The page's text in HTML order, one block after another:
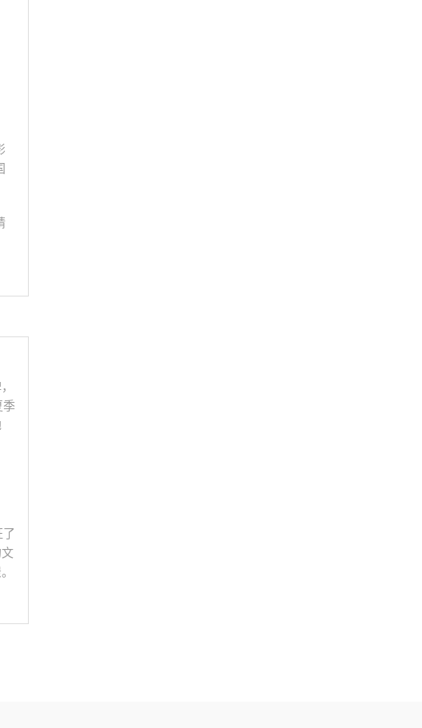
季